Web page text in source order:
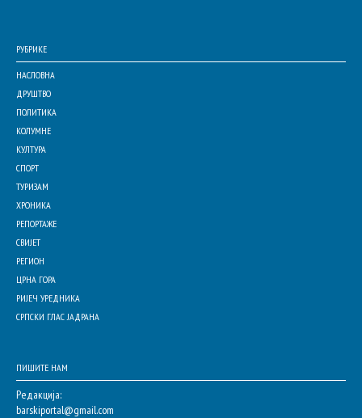
РУБРИКЕ
НАСЛОВНА
ДРУШТВО
ПОЛИТИКА
КОЛУМНЕ
КУЛТУРА
СПОРТ
ТУРИЗАМ
ХРОНИКА
РЕПОРТАЖЕ
СВИЈЕТ
РЕГИОН
ЦРНА ГОРА
РИЈЕЧ УРЕДНИКА
СРПСКИ ГЛАС ЈАДРАНА
ПИШИТЕ НАМ
Редакција:
barskiportal@gmail.com